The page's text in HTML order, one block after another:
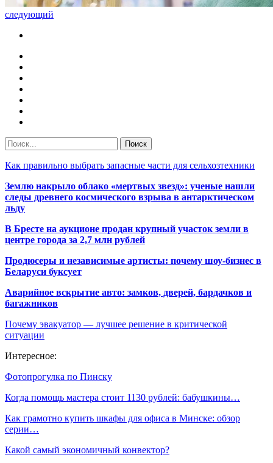
следующий
Как правильно выбрать запасные части для сельхозтехники
Землю накрыло облако «мертвых звезд»: ученые нашли
следы древнего космического взрыва в антарктическом
льду
В Бресте на аукционе продан крупный участок земли в
центре города за 2,7 млн рублей
Продюсеры и независимые артисты: почему шоу-бизнес в
Беларуси буксует
Аварийное вскрытие авто: замков, дверей, бардачков и
багажников
Почему эвакуатор — лучшее решение в критической
ситуации
Интересное:
Фотопрогулка по Пинску
Когда помощь мастера стоит 1130 рублей: бабушкины…
Как грамотно купить шкафы для офиса в Минске: обзор
серии…
Какой самый экономичный конвектор?